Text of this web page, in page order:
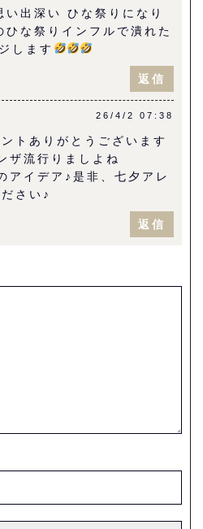
出深い ひな祭りになり
ひな祭りインフルで潰れた
します
返信
26/4/2 07:38
トありがとうございます
ザ流行りましよね
アイデア♪是非、七夕アレ
さい♪
返信